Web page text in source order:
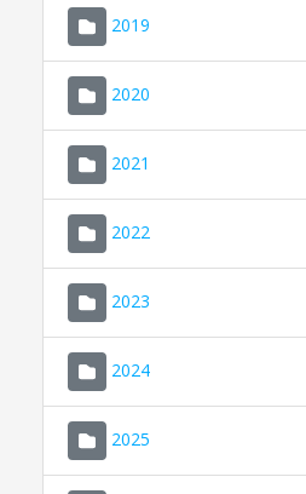
2019
2020
2021
2022
2023
2024
2025